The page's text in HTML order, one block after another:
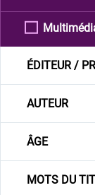
ÉDITEUR /
AUTEUR
ÂGE
MOTS DU